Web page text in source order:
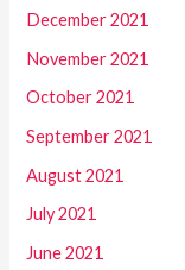
December 2021
November 2021
October 2021
September 2021
August 2021
July 2021
June 2021